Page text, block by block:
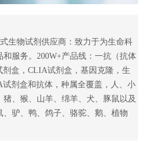
生物试剂供应商：致力于为生命科
服务。200W+产品线：一抗（抗体
盒，CLIA试剂盒，基因克隆，生
剂盒和抗体，种属全覆盖，人、小
、猴、山羊、绵羊、犬、豚鼠以及
驴、鸭、鸽子、骆驼、鹅、植物